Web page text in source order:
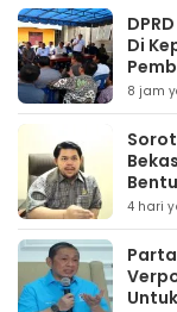
Di
8 jam
4 hari